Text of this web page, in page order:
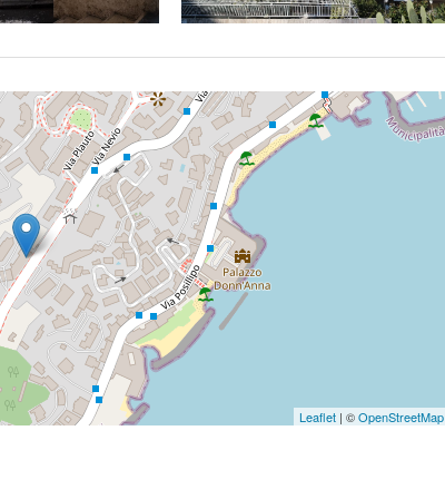
Leaflet | ©OpenStreetMap